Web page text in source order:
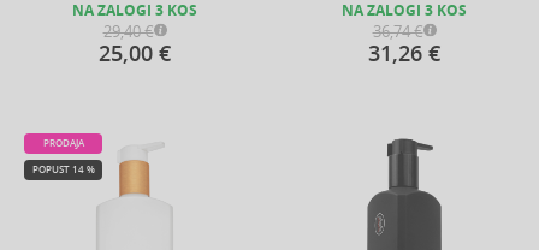
NA ZALOGI 3 KOS
29,40 €
25,00 €
NA ZALOGI 3 KOS
36,74 €
31,26 €
PRODAJA
POPUST 14 %